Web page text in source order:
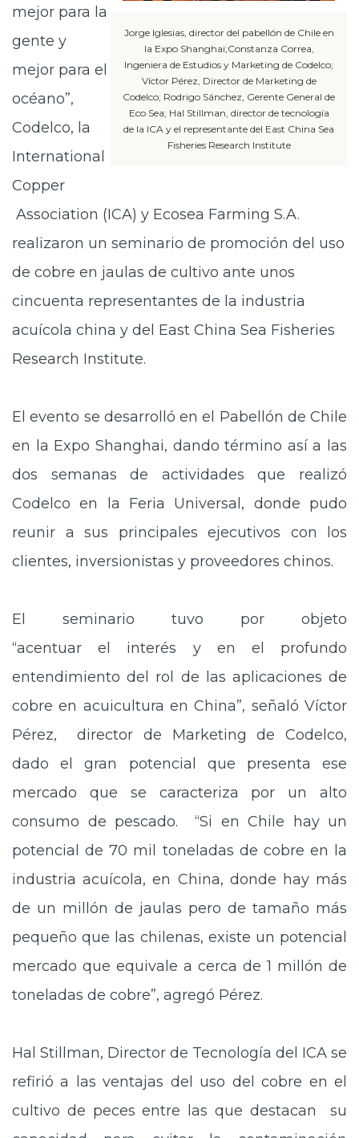
Jorge Iglesias, director del pabellón de Chile en
la Expo Shanghai;Constanza Correa,
Ingeniera de Estudios y Marketing de Codelco;
Víctor Pérez, Director de Marketing de
Codelco; Rodrigo Sánchez, Gerente General de
Eco Sea; Hal Stillman, director de tecnología
de la ICA y el representante del East China Sea
Fisheries Research Institute
mejor para la
gente y
mejor para el
océano”,
Codelco, la
International
Copper
Association (ICA) y Ecosea Farming S.A.
realizaron un seminario de promoción del uso
de cobre en jaulas de cultivo ante unos
cincuenta representantes de la industria
acuícola china y del East China Sea Fisheries
Research Institute.
El evento se desarrolló en el Pabellón de Chile
en la Expo Shanghai, dando término así a las
dos semanas de actividades que realizó
Codelco en la Feria Universal, donde pudo
reunir a sus principales ejecutivos con los
clientes, inversionistas y proveedores chinos.
El seminario tuvo por objeto
“acentuar el interés y en el profundo
entendimiento del rol de las aplicaciones de
cobre en acuicultura en China”, señaló Víctor
Pérez, director de Marketing de Codelco,
dado el gran potencial que presenta ese
mercado que se caracteriza por un alto
consumo de pescado. “Si en Chile hay un
potencial de 70 mil toneladas de cobre en la
industria acuícola, en China, donde hay más
de un millón de jaulas pero de tamaño más
pequeño que las chilenas, existe un potencial
mercado que equivale a cerca de 1 millón de
toneladas de cobre”, agregó Pérez.
Hal Stillman, Director de Tecnología del ICA se
refirió a las ventajas del uso del cobre en el
cultivo de peces entre las que destacan su